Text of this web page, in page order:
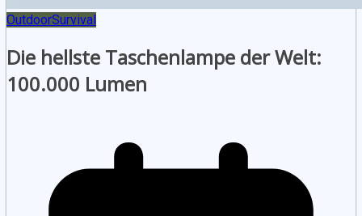
OutdoorSurvival
Die hellste Taschenlampe der Welt:
100.000 Lumen